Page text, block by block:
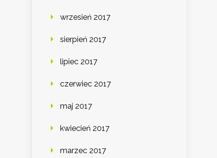
wrzesień 2017
sierpień 2017
lipiec 2017
czerwiec 2017
maj 2017
kwiecień 2017
marzec 2017